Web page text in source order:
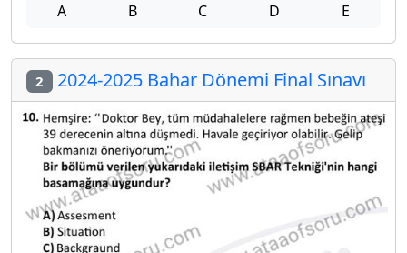
A B C D E
2 2024-2025 Bahar Dönemi Final Sınavı